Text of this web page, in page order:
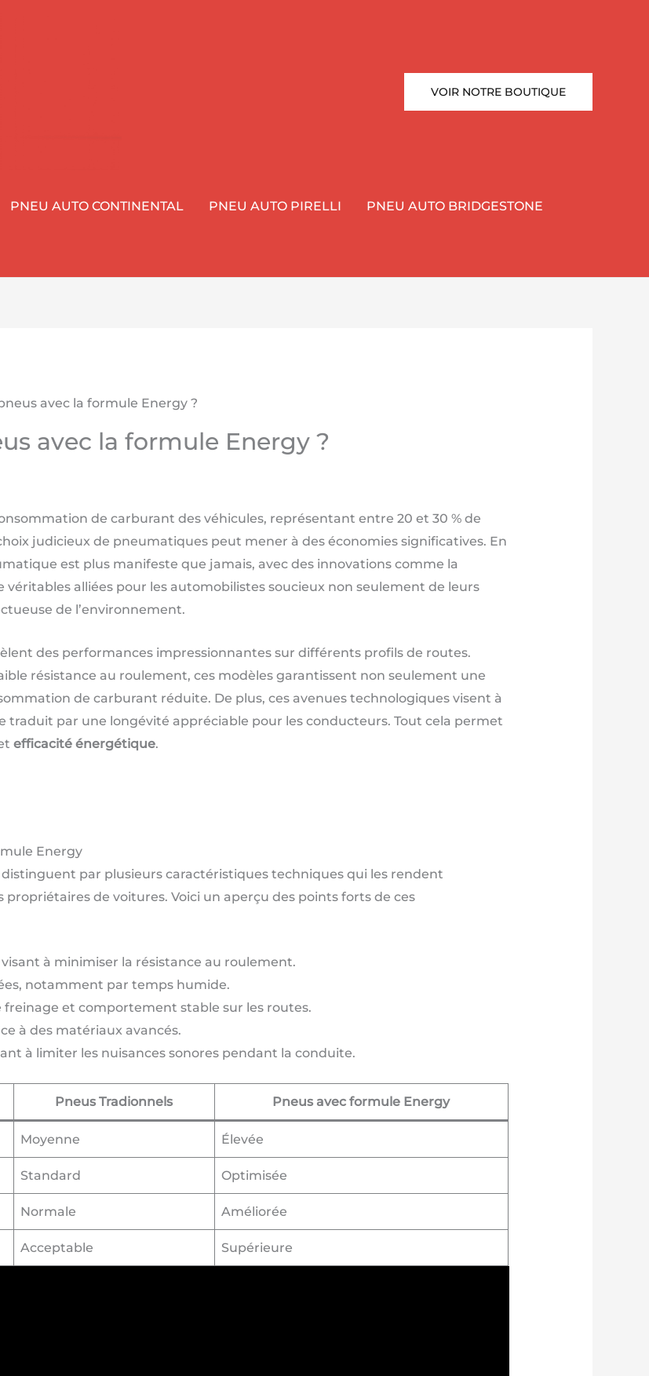
VOIR NOTRE BOUTIQUE
PNEU AUTO CONTINENTAL PNEU AUTO PIRELLI PNEU AUTO BRIDGESTONE
avec la formule Energy ?
avec la formule Energy ?
de carburant des véhicules, représentant entre 20 et 30 % de
judicieux de pneumatiques peut mener à des économies significatives. En
est plus manifeste que jamais, avec des innovations comme la
alliées pour les automobilistes soucieux non seulement de leurs
de l’environnement.
des performances impressionnantes sur différents profils de routes.
résistance au roulement, ces modèles garantissent non seulement une
de carburant réduite. De plus, ces avenues technologiques visent à
traduit par une longévité appréciable pour les conducteurs. Tout cela permet
efficacité énergétique.
Energy
par plusieurs caractéristiques techniques qui les rendent
de voitures. Voici un aperçu des points forts de ces
à minimiser la résistance au roulement.
notamment par temps humide.
et comportement stable sur les routes.
à des matériaux avancés.
à limiter les nuisances sonores pendant la conduite.
Pneus Tradionnels Pneus avec formule Energy
Moyenne Élevée
Standard Optimisée
Normale Améliorée
Acceptable Supérieure